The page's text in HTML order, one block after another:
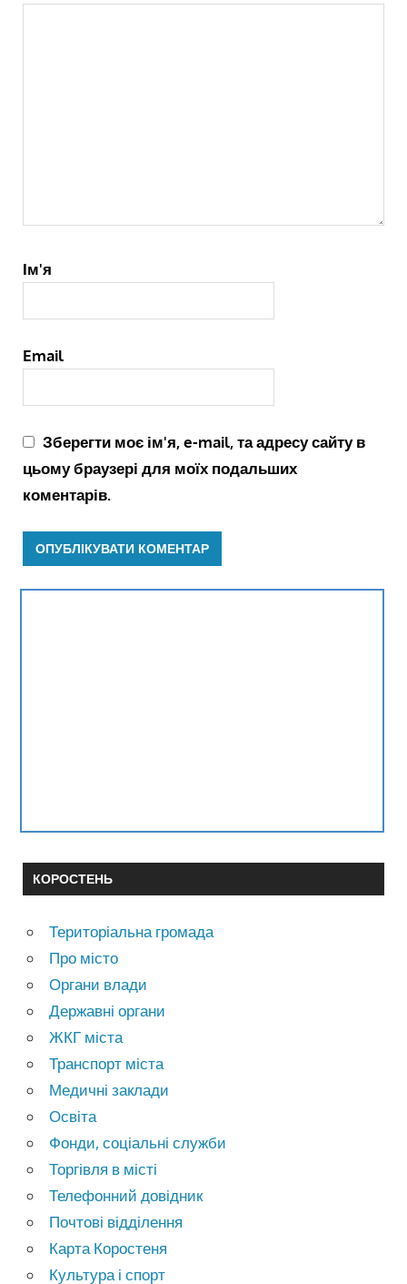
Ім'я
Email
Зберегти моє ім'я, e-mail, та адресу сайту в
цьому браузері для моїх подальших
коментарів.
КОРОСТЕНЬ
Територіальна громада
Про місто
Органи влади
Державні органи
ЖКГ міста
Транспорт міста
Медичні заклади
Освіта
Фонди, соціальні служби
Торгівля в місті
Телефонний довідник
Почтові відділення
Карта Коростеня
Культура і спорт